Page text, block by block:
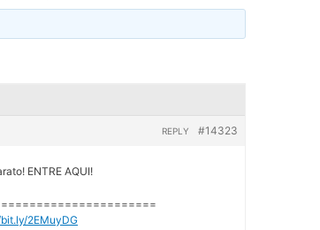
#14323
REPLY
ENTRE AQUI!
2EMuyDG